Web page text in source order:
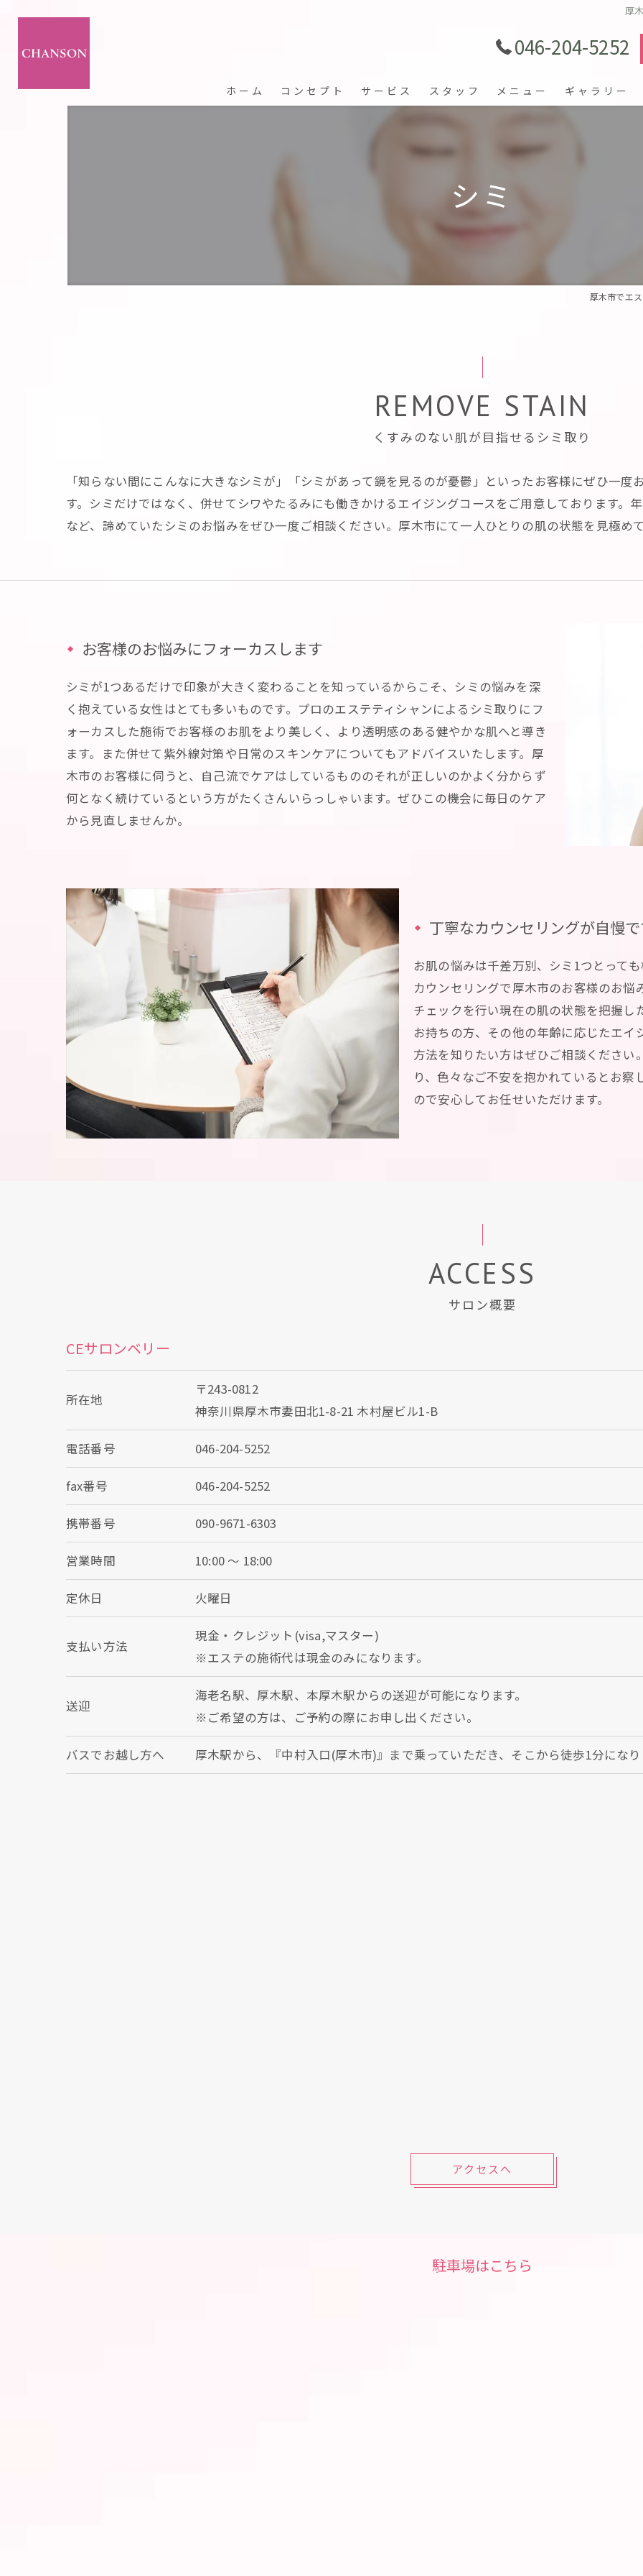
厚
046-204-5252
ホーム コンセプト サービス スタッフ メニュー ギャラリー
シミ
厚木市でエ
REMOVE STAIN
くすみのない肌が目指せるシミ取り
「知らない間にこんなに大きなシミが」「シミがあって鏡を見るのが憂鬱」といったお客様にぜひ一
す。シミだけではなく、併せてシワやたるみにも働きかけるエイジングコースをご用意しております。
など、諦めていたシミのお悩みをぜひ一度ご相談ください。厚木市にて一人ひとりの肌の状態を見極め
お客様のお悩みにフォーカスします
シミが1つあるだけで印象が大きく変わることを知っているからこそ、シミの悩みを深
く抱えている女性はとても多いものです。プロのエステティシャンによるシミ取りにフ
ォーカスした施術でお客様のお肌をより美しく、より透明感のある健やかな肌へと導き
ます。また併せて紫外線対策や日常のスキンケアについてもアドバイスいたします。厚
木市のお客様に伺うと、自己流でケアはしているもののそれが正しいのかよく分からず
何となく続けているという方がたくさんいらっしゃいます。ぜひこの機会に毎日のケア
から見直しませんか。
丁寧なカウンセリングが自慢
お肌の悩みは千差万別、シミ1つとって
カウンセリングで厚木市のお客様のお
チェックを行い現在の肌の状態を把握
お持ちの方、その他の年齢に応じたエ
方法を知りたい方はぜひご相談くださ
り、色々なご不安を抱かれているとお
ので安心してお任せいただけます。
サロン概要
ACCESS
CEサロンベリー
所在地
〒243-0812
神奈川県厚木市妻田北1-8-21 木村屋ビル1-B
電話番号 046-204-5252
fax番号 046-204-5252
携帯番号 090-9671-6303
営業時間 10:00 〜 18:00
定休日 火曜日
支払い方法
現金・クレジット(visa,マスター)
※エステの施術代は現金のみになります。
送迎
海老名駅、厚木駅、本厚木駅からの送迎が可能になります。
※ご希望の方は、ご予約の際にお申し出ください。
バスでお越し方へ 厚木駅から、『中村入口(厚木市)』まで乗っていただき、そこから徒歩1分にな
アクセスへ
駐車場はこちら